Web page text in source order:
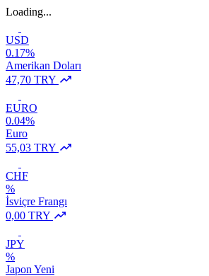
Loading...
USD
0.17%
Amerikan Doları
47,70 TRY
EURO
0.04%
Euro
55,03 TRY
CHF
%
İsviçre Frangı
0,00 TRY
JPY
%
Japon Yeni